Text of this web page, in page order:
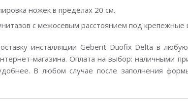
ножек в пределах 20 см.
с межосевым расстоянием под крепежные
инсталляции Geberit Duofix Delta в
магазина. Оплата на выбор: наличными
В любом случае после заполнения